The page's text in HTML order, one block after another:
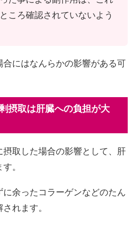
ころ確認されていないよう
合にはなんらかの影響がある可
摂取は肝臓への負担が大
摂取した場合の影響として、肝
。
余ったコラーゲンなどのたん
れます。